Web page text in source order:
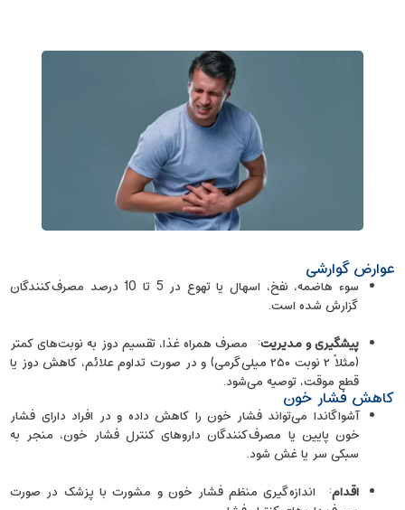
عوارض گوارشی
سوء هاضمه، نفخ، اسهال یا تهوع در 5 تا 10 درصد مصرف‌کنندگان
گزارش شده است.
پیشگیری و مدیریت: مصرف همراه غذا، تقسیم دوز به نوبت‌های کمتر
(مثلاً ۲ نوبت ۲۵۰ میلی‌گرمی) و در صورت تداوم علائم، کاهش دوز یا
قطع موقت، توصیه می‌شود.
کاهش فشار خون
آشواگاندا می‌تواند فشار خون را کاهش داده و در افراد دارای فشار
خون پایین یا مصرف‌کنندگان داروهای کنترل فشار خون، منجر به
سبکی سر یا غش شود.
اقدام: اندازه‌گیری منظم فشار خون و مشورت با پزشک در صورت